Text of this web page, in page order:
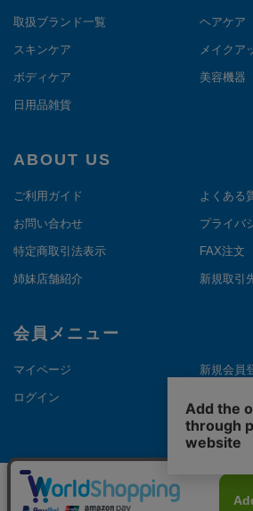
取扱ブランド一覧 ヘアケア
スキンケア メイクア
ボディケア 美容機器
日用品雑貨
ABOUT US
ご利用ガイド よくある
お問い合わせ プライバ
特定商取引法表示 FAX注文
姉妹店舗紹介 新規取引
会員メニュー
マイページ 新規会員
ログイン